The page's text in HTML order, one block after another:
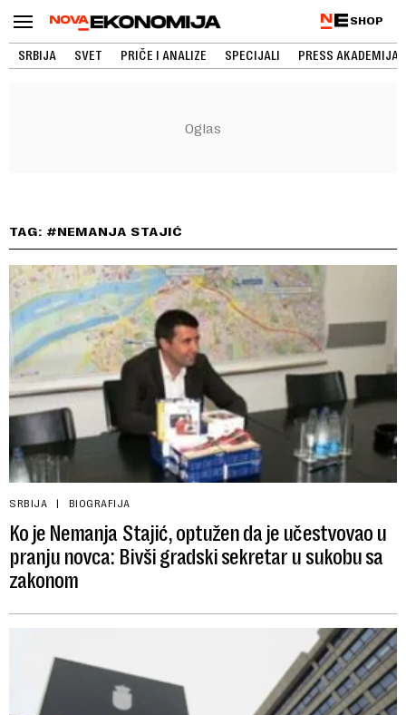
SHOP
SRBIJA SVET PRIČE I ANALIZE SPECIJALI PRESS AKADEMIJA
TAG: #NEMANJA STAJIĆ
SRBIJA BIOGRAFIJA
Ko je Nemanja Stajić, optužen da je učestvovao u
pranju novca: Bivši gradski sekretar u sukobu sa
zakonom